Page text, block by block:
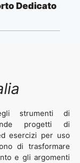
Dedicato
strumenti di
progetti di
esercizi per uso
di trasformare
e gli argomenti